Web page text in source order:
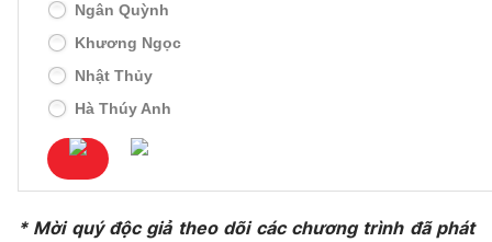
Ngân Quỳnh
Khương Ngọc
Nhật Thủy
Hà Thúy Anh
* Mời quý độc giả theo dõi các chương trình đã phát